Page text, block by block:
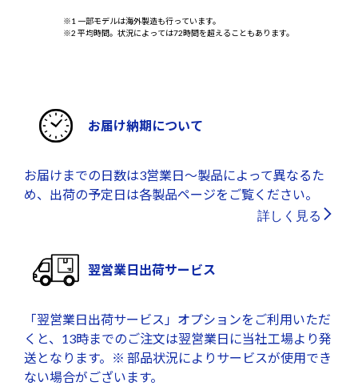
※1 一部モデルは海外製造も行っています。
※2 平均時間。状況によっては72時間を超えることもあります。
お届け納期について
お届けまでの日数は3営業日～製品によって異なるた
め、出荷の予定日は各製品ページをご覧ください。
詳しく見る
翌営業日出荷サービス
「翌営業日出荷サービス」オプションをご利用いただ
くと、13時までのご注文は翌営業日に当社工場より発
送となります。※ 部品状況によりサービスが使用でき
ない場合がございます。